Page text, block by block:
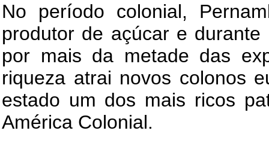
No período colonial,
produtor de açúcar e
por mais da metade das
riqueza atrai novos colonos
estado um dos mais ricos
América Colonial.